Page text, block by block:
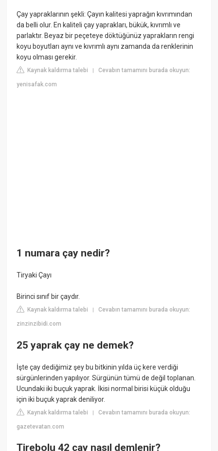
Çay yapraklarının şekli: Çayın kalitesi yaprağın kıvrımından
da belli olur. En kaliteli çay yaprakları, bükük, kıvrımlı ve
parlaktır. Beyaz bir peçeteye döktüğünüz yaprakların rengi
koyu boyutları aynı ve kıvrımlı aynı zamanda da renklerinin
koyu olması gerekir.
Kaynak kaldırma talebi |Cevabın tamamını burada okuyun:
yenisafak.com
1 numara çay nedir?
Tiryaki Çayı
Birinci sınıf bir çaydır.
Kaynak kaldırma talebi |Cevabın tamamını burada okuyun:
zinzinzibidi.com
25 yaprak çay ne demek?
İşte çay dediğimiz şey bu bitkinin yılda üç kere verdiği
sürgünlerinden yapılıyor. Sürgünün tümü de değil toplanan.
Ucundaki iki buçuk yaprak. İkisi normal birisi küçük olduğu
için iki buçuk yaprak deniliyor.
Kaynak kaldırma talebi |Cevabın tamamını burada okuyun:
gazetevatan.com
Tirebolu 42 çay nasıl demlenir?